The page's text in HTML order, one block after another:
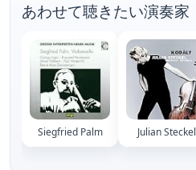
あわせて聴きたい演奏家
Siegfried Palm Julian Steckel